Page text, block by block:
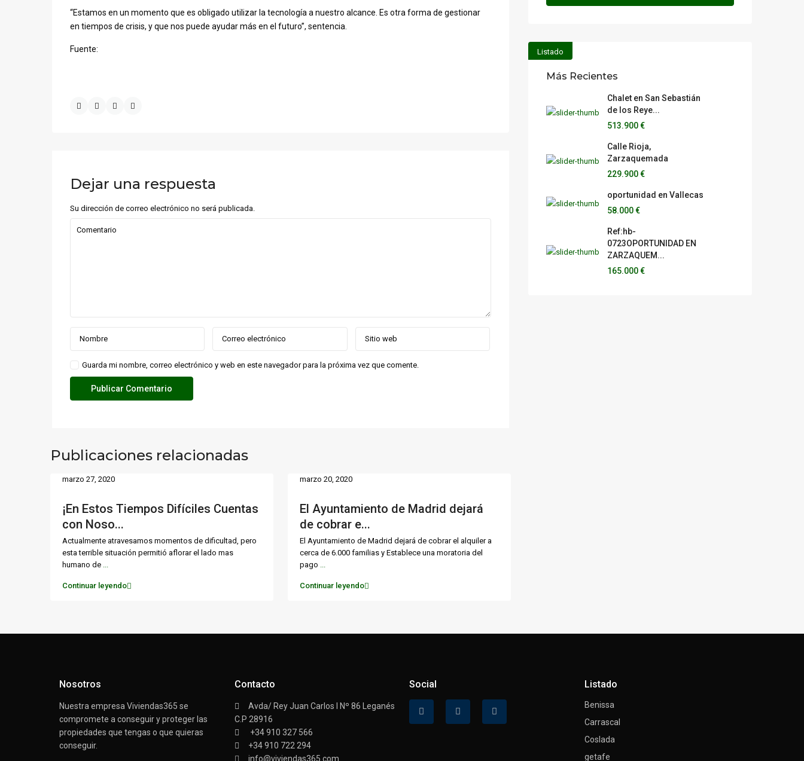
“Estamos en un momento que es obligado utilizar la tecnología a nuestro alcance. Es otra forma de gestionar
en tiempos de crisis, y que nos puede ayudar más en el futuro”, sentencia.
Fuente:
Dejar una respuesta
Su dirección de correo electrónico no será publicada.
Guarda mi nombre, correo electrónico y web en este navegador para la próxima vez que comente.
Publicaciones relacionadas
¡En Estos Tiempos Difíciles Cuentas
con Noso...
marzo 27, 2020
Actualmente atravesamos momentos de dificultad, pero
esta terrible situación permitió aflorar el lado mas
humano de ...
Continuar leyendo
El Ayuntamiento de Madrid dejará
de cobrar e...
marzo 20, 2020
El Ayuntamiento de Madrid dejará de cobrar el alquiler a
cerca de 6.000 familias y Establece una moratoria del
pago ...
Continuar leyendo
Listado
Más Recientes
Chalet en San Sebastián
de los Reye...
513.900 €
Calle Rioja,
Zarzaquemada
229.900 €
oportunidad en Vallecas
58.000 €
Ref:hb-
0723OPORTUNIDAD EN
ZARZAQUEM...
165.000 €
Nosotros
Nuestra empresa Viviendas365 se
compromete a conseguir y proteger las
propiedades que tengas o que quieras
conseguir.
Contacto
Avda/ Rey Juan Carlos I Nº 86 Leganés
C.P 28916
+34 910 327 566
+34 910 722 294
info@viviendas365.com
Social Listado
Benissa
Carrascal
Coslada
getafe